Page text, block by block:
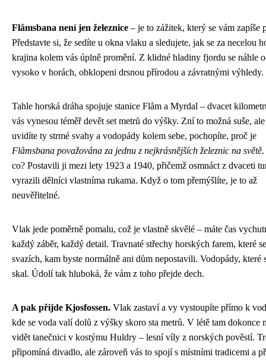
Flåmsbana není jen železnice – je to zážitek, který se vám zapíše
Představte si, že sedíte u okna vlaku a sledujete, jak se za necelou
krajina kolem vás úplně promění. Z klidné hladiny fjordu se náhle
vysoko v horách, obklopeni drsnou přírodou a závratnými výhledy.
Tahle horská dráha spojuje stanice Flåm a Myrdal – dvacet
vás vynesou téměř devět set metrů do výšky. Zní to možná suše,
uvidíte ty strmé svahy a vodopády kolem sebe, pochopíte, proč je
Flåmsbana považována za jednu z nejkrásnějších železnic na světě
co? Postavili ji mezi lety 1923 a 1940, přičemž osmnáct z dvaceti
vyrazili dělníci vlastníma rukama. Když o tom přemýšlíte, je to až
neuvěřitelné.
Vlak jede poměrně pomalu, což je vlastně skvělé – máte čas
každý záběr, každý detail. Travnaté střechy horských farem, které
svazích, kam byste normálně ani dům nepostavili. Vodopády, které
skal. Údolí tak hluboká, že vám z toho přejde dech.
A pak přijde Kjosfossen. Vlak zastaví a vy vystoupíte přímo k
kde se voda valí dolů z výšky skoro sta metrů. V létě tam dokonce
vidět tanečnici v kostýmu Huldry – lesní víly z norských pověstí.
připomíná divadlo, ale zároveň vás to spojí s místními tradicemi a